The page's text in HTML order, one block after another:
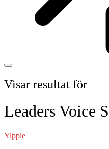
Visar resultat för
Leaders Voice
Yippie